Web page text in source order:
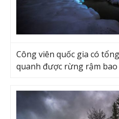
Công viên quốc gia có
quanh được rừng rậm